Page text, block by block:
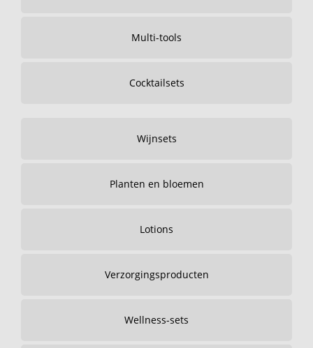
Multi-tools
Cocktailsets
Wijnsets
Planten en bloemen
Lotions
Verzorgingsproducten
Wellness-sets